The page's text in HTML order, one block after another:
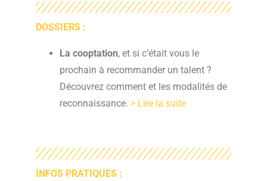
DOSSIERS :
La cooptation, et si c’était vous le
prochain à recommander un talent ?
Découvrez comment et les modalités de
reconnaissance. > Lire la suite
INFOS PRATIQUES :